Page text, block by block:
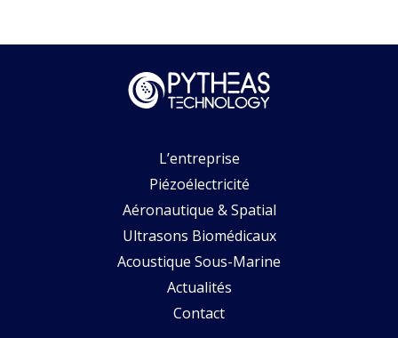
L’entreprise
Piézoélectricité
Aéronautique & Spatial
Ultrasons Biomédicaux
Acoustique Sous-Marine
Actualités
Contact